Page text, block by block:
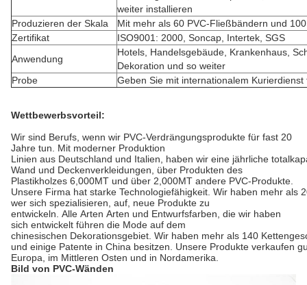
weiter installieren
Produzieren der Skala
Mit mehr als 60 PVC-Fließbändern und
Zertifikat
ISO9001: 2000, Soncap, Intertek, SGS
Anwendung
Hotels, Handelsgebäude, Krankenhaus,
Dekoration und so weiter
Probe
Geben Sie mit internationalem Kurierdienst
Wettbewerbsvorteil:
Wir sind Berufs, wenn wir PVC-Verdrängungsprodukte für fast 20
Jahre tun. Mit moderner Produktion
Linien aus Deutschland und Italien, haben wir eine jährliche
Wand und Deckenverkleidungen, über Produkten des
Plastikholzes 6,000MT und über 2,000MT andere PVC-Produkte.
Unsere Firma hat starke Technologiefähigkeit. Wir haben mehr als
wer sich spezialisieren, auf, neue Produkte zu
entwickeln. Alle Arten Arten und Entwurfsfarben, die wir haben
sich entwickelt führen die Mode auf dem
chinesischen Dekorationsgebiet. Wir haben mehr als 140
und einige Patente in China besitzen. Unsere Produkte verkaufen
Europa, im Mittleren Osten und in Nordamerika.
Bild von PVC-Wänden